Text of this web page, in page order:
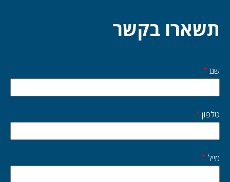
תשארו בקשר
Start
side
שם
טלפון
מייל